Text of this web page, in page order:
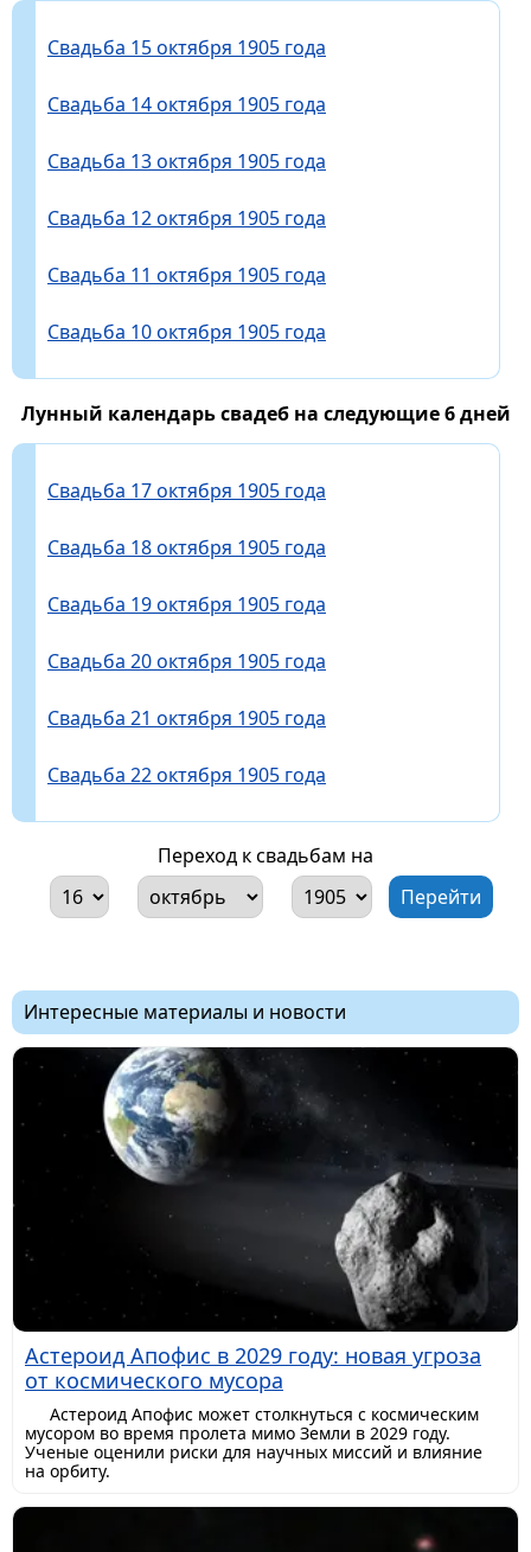
Свадьба 15 октября 1905 года
Свадьба 14 октября 1905 года
Свадьба 13 октября 1905 года
Свадьба 12 октября 1905 года
Свадьба 11 октября 1905 года
Свадьба 10 октября 1905 года
Лунный календарь свадеб на следующие 6 дней
Свадьба 17 октября 1905 года
Свадьба 18 октября 1905 года
Свадьба 19 октября 1905 года
Свадьба 20 октября 1905 года
Свадьба 21 октября 1905 года
Свадьба 22 октября 1905 года
Переход к свадьбам на
Интересные материалы и новости
Астероид Апофис в 2029 году: новая угроза
от космического мусора
Астероид Апофис может столкнуться с космическим
мусором во время пролета мимо Земли в 2029 году.
Ученые оценили риски для научных миссий и влияние
на орбиту.